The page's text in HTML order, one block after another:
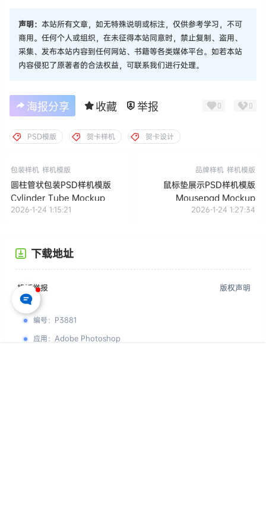
声明： 本站所有文章，如无特殊说明或标注，仅供参考学习，不可
商用。任何个人或组织，在未征得本站同意时，禁止复制、盗用、
采集、发布本站内容到任何网站、书籍等各类媒体平台。如若本站
内容侵犯了原著者的合法权益，可联系我们进行处理。
海报分享 收藏 举报 0 0
PSD模版 贺卡样机 贺卡设计
包装样机 样机模版
圆柱管状包装PSD样机模版
Cylinder Tube Mockup
2026-1-24 1:15:21
品牌样机 样机模版
鼠标垫展示PSD样机模版
Mousepad Mockup
2026-1-24 1:27:34
下载地址
投诉举报 版权声明
编号： P3881
应用： Adobe Photoshop